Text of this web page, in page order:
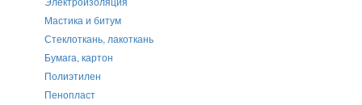
Мастика и битум
Стеклоткань, лакоткань
Бумага, картон
Полиэтилен
Пенопласт